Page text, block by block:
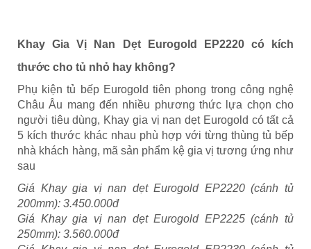
Khay Gia Vị Nan Dẹt Eurogold EP2220 có kích
thước cho tủ nhỏ hay không?
Phụ kiện tủ bếp Eurogold tiên phong trong công nghệ
Châu Âu mang đến nhiều phương thức lựa chọn cho
người tiêu dùng, Khay gia vị nan dẹt Eurogold có tất cả
5 kích thước khác nhau phù hợp với từng thùng tủ bếp
nhà khách hàng, mã sản phẩm kệ gia vị tương ứng như
sau
Giá Khay gia vị nan dẹt Eurogold EP2220 (cánh tủ
200mm): 3.450.000đ
Giá Khay gia vị nan dẹt Eurogold EP2225 (cánh tủ
250mm): 3.560.000đ